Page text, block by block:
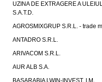
UZINA DE EXTRAGERE A
S.A.T.D.
AGROSMIXGRUP S.R.L. - trade
ANTADRO S.R.L.
ARIVACOM S.R.L.
AUR ALB S.A.
BASARABIA LWIN-INVEST, I.M.